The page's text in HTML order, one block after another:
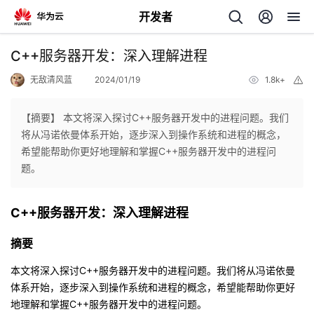
开发者
返
个
主
页
的
开
发
我
的
开
我
的
我
C++服务器开发：深入理解进程
无敌清风蓝 2024/01/19 1.8k+
【摘要】 本文将深入探讨C++服务器开发中的进程问题。我们
将从冯诺依曼体系开始，逐步深入到操作系统和进程的概念，
希望能帮助你更好地理解和掌握C++服务器开发中的进程问
题。
C++服务器开发：深入理解进程
摘要
本文将深入探讨C++服务器开发中的进程问题。我们将从冯诺依曼
体系开始，逐步深入到操作系统和进程的概念，希望能帮助你更好
地理解和掌握C++服务器开发中的进程问题。